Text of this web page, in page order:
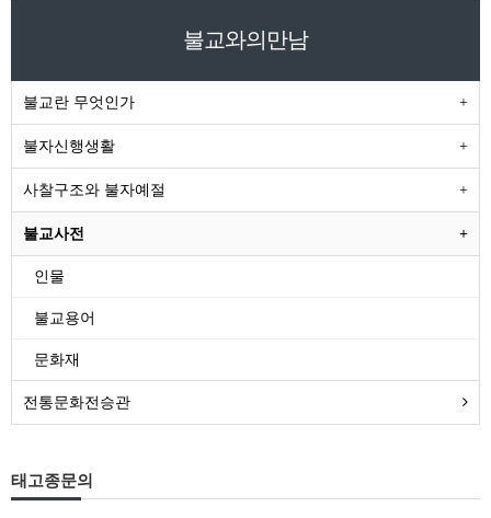
불교와의만남
불교란 무엇인가
불자신행생활
사찰구조와 불자예절
불교사전
인물
불교용어
문화재
전통문화전승관
태고종문의